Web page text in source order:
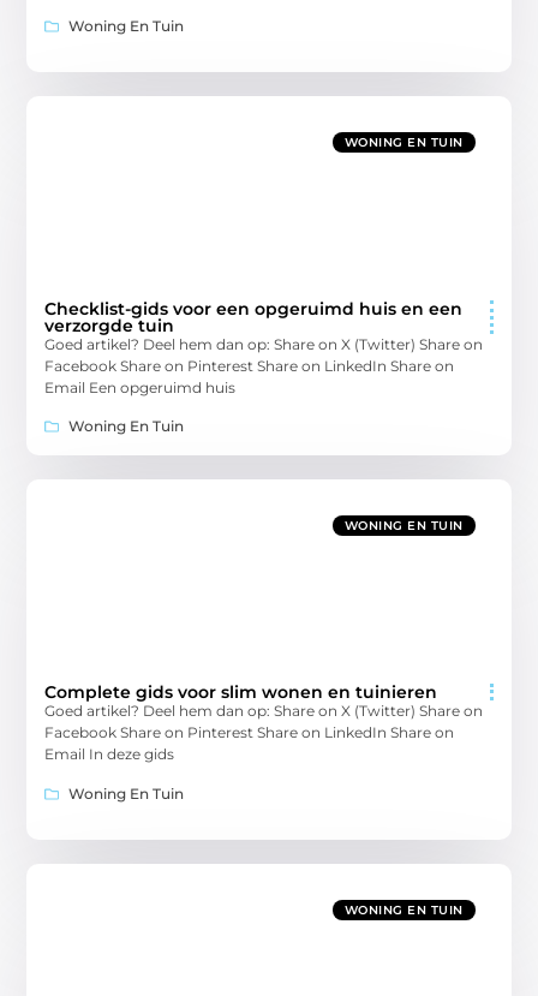
Woning En Tuin
WONING EN TUIN
Checklist-gids voor een opgeruimd huis en een
verzorgde tuin
Goed artikel? Deel hem dan op: Share on X (Twitter) Share on
Facebook Share on Pinterest Share on LinkedIn Share on
Email Een opgeruimd huis
Woning En Tuin
WONING EN TUIN
Complete gids voor slim wonen en tuinieren
Goed artikel? Deel hem dan op: Share on X (Twitter) Share on
Facebook Share on Pinterest Share on LinkedIn Share on
Email In deze gids
Woning En Tuin
WONING EN TUIN